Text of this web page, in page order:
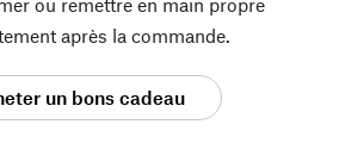
après la commande.
un bons cadeau